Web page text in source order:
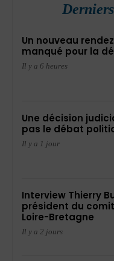
Un nouveau
manqué pour la
Il y a 6 heures
Une décision
pas le débat
Il y a 1 jour
Interview Thierry
président du
Loire-Bretagne
Il y a 2 jours